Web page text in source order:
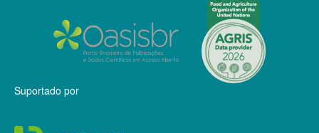
Suportado por